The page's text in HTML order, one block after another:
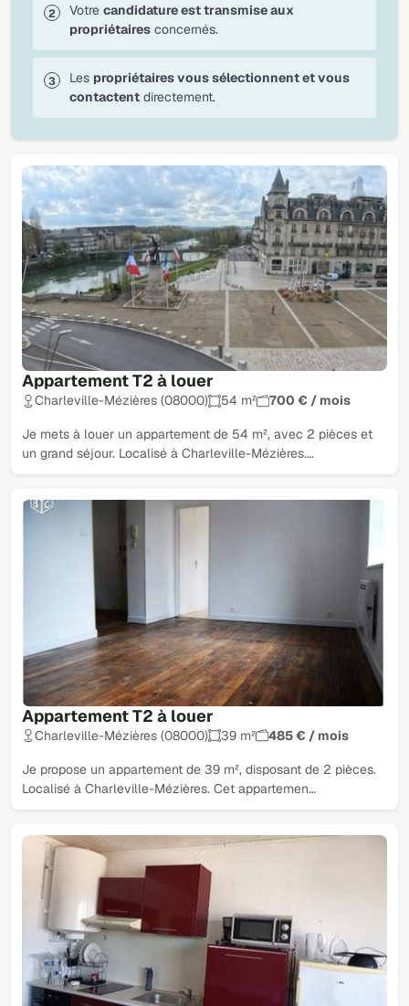
Appartement T2 à louer
Charleville-Mézières (08000) 54 m² 700 € / mois
Je mets à louer un appartement de 54 m², avec 2 pièces et
un grand séjour. Localisé à Charleville-Mézières.…
Appartement T2 à louer
Charleville-Mézières (08000) 39 m² 485 € / mois
Je propose un appartement de 39 m², disposant de 2 pièces.
Localisé à Charleville-Mézières. Cet appartemen…
Votre candidature est transmise aux
propriétaires concernés.
Les propriétaires vous sélectionnent et vous
contactent directement.